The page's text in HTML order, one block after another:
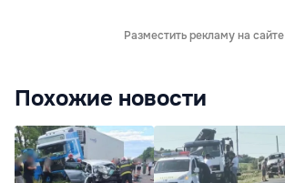
Разместить рекламу на сайте
Похожие новости